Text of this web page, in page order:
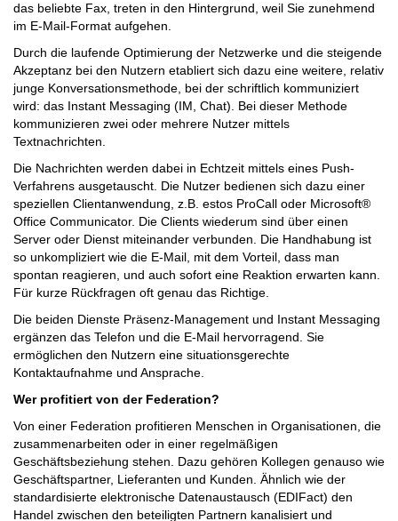
das beliebte Fax, treten in den Hintergrund, weil Sie zunehmend
im E-Mail-Format aufgehen.
Durch die laufende Optimierung der Netzwerke und die steigende
Akzeptanz bei den Nutzern etabliert sich dazu eine weitere, relativ
junge Konversationsmethode, bei der schriftlich kommuniziert
wird: das Instant Messaging (IM, Chat). Bei dieser Methode
kommunizieren zwei oder mehrere Nutzer mittels
Textnachrichten.
Die Nachrichten werden dabei in Echtzeit mittels eines Push-
Verfahrens ausgetauscht. Die Nutzer bedienen sich dazu einer
speziellen Clientanwendung, z.B. estos ProCall oder Microsoft®
Office Communicator. Die Clients wiederum sind über einen
Server oder Dienst miteinander verbunden. Die Handhabung ist
so unkompliziert wie die E-Mail, mit dem Vorteil, dass man
spontan reagieren, und auch sofort eine Reaktion erwarten kann.
Für kurze Rückfragen oft genau das Richtige.
Die beiden Dienste Präsenz-Management und Instant Messaging
ergänzen das Telefon und die E-Mail hervorragend. Sie
ermöglichen den Nutzern eine situationsgerechte
Kontaktaufnahme und Ansprache.
Wer profitiert von der Federation?
Von einer Federation profitieren Menschen in Organisationen, die
zusammenarbeiten oder in einer regelmäßigen
Geschäftsbeziehung stehen. Dazu gehören Kollegen genauso wie
Geschäftspartner, Lieferanten und Kunden. Ähnlich wie der
standardisierte elektronische Datenaustausch (EDIFact) den
Handel zwischen den beteiligten Partnern kanalisiert und